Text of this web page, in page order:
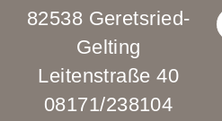
82538 Geretsried-
Gelting
Leitenstraße 40
08171/238104